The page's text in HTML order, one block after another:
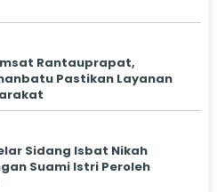
Rantauprapat,
Pastikan Layanan
Sidang Isbat Nikah
Suami Istri Peroleh